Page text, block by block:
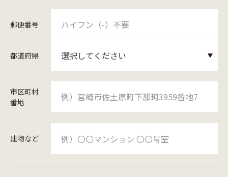
郵便番号
都道府県
市区町村
番地
建物など